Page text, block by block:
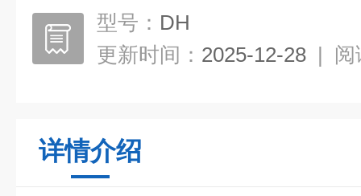
型号： DH
更新时间： 2025-12-28 | 阅
详情介绍